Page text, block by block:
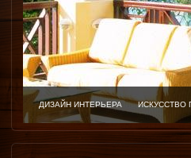
ДИЗАЙН ИНТЕРЬЕРА ИСКУССТВО